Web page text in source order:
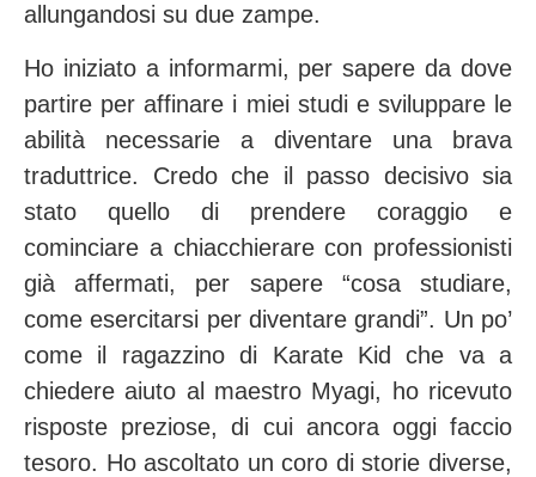
allungandosi su due zampe.
Ho iniziato a informarmi, per sapere da dove
partire per affinare i miei studi e sviluppare le
abilità necessarie a diventare una brava
traduttrice. Credo che il passo decisivo sia
stato quello di prendere coraggio e
cominciare a chiacchierare con professionisti
già affermati, per sapere “cosa studiare,
come esercitarsi per diventare grandi”. Un po’
come il ragazzino di Karate Kid che va a
chiedere aiuto al maestro Myagi, ho ricevuto
risposte preziose, di cui ancora oggi faccio
tesoro. Ho ascoltato un coro di storie diverse,